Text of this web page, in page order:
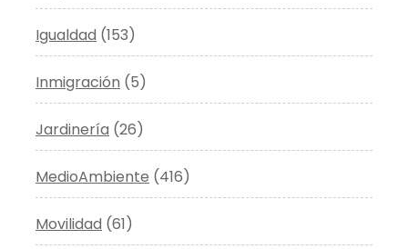
Igualdad (153)
Inmigración (5)
Jardinería (26)
MedioAmbiente (416)
Movilidad (61)